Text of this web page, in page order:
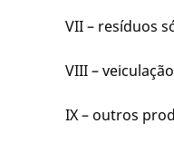
VII – resíduos
VIII –
IX – outros